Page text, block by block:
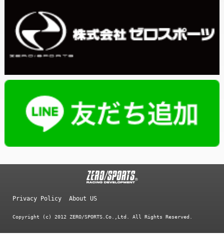
Privacy Policy About US
Copyright (c) 2012 ZERO/SPORTS.Co.,Ltd. All Rights Reserved.